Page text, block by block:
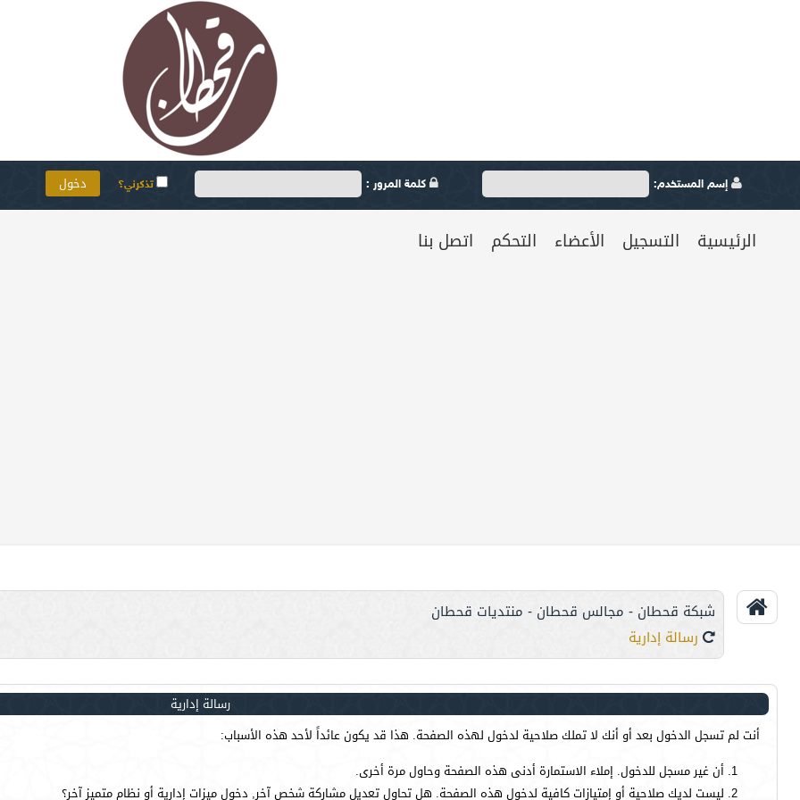
إسم المستخدم: كلمة المرور : تذكرني؟
الرئيسية التسجيل الأعضاء التحكم اتصل بنا
شبكة قحطان - مجالس قحطان - منتديات قحطان
رسالة إدارية
رسالة إدارية
أنت لم تسجل الدخول بعد أو أنك لا تملك صلاحية لدخول لهذه الصفحة. هذا قد يكون عائداً لأحد هذه الأسباب:
أن غير مسجل للدخول. إملاء الاستمارة أدنى هذه الصفحة وحاول مرة أخرى.
ليست لديك صلاحية أو إمتيازات كافية لدخول هذه الصفحة. هل تحاول تعديل مشاركة شخص آخر, دخول ميزات إدارية أو نظام متميز آخر؟